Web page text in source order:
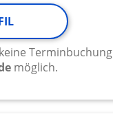
möglich.
Inhalten
Inhalte